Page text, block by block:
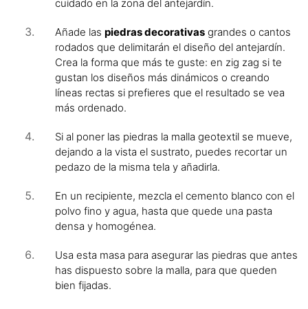
cuidado en la zona del antejardín.
Añade las piedras decorativas grandes o cantos
rodados que delimitarán el diseño del antejardín.
Crea la forma que más te guste: en zig zag si te
gustan los diseños más dinámicos o creando
líneas rectas si prefieres que el resultado se vea
más ordenado.
Si al poner las piedras la malla geotextil se mueve,
dejando a la vista el sustrato, puedes recortar un
pedazo de la misma tela y añadirla.
En un recipiente, mezcla el cemento blanco con el
polvo fino y agua, hasta que quede una pasta
densa y homogénea.
Usa esta masa para asegurar las piedras que antes
has dispuesto sobre la malla, para que queden
bien fijadas.